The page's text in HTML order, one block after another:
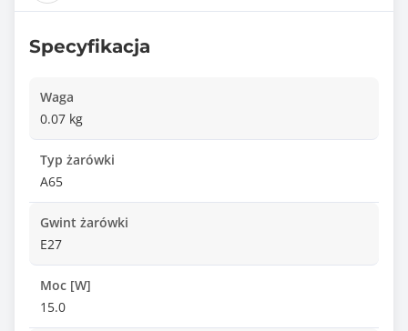
Specyfikacja
Waga
0.07 kg
Typ żarówki
A65
Gwint żarówki
E27
Moc [W]
15.0